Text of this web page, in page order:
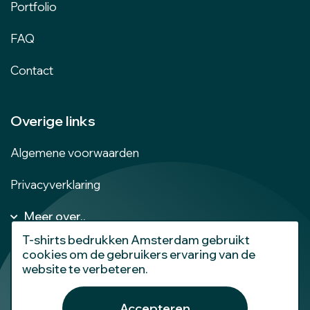
Portfolio
FAQ
Contact
Overige links
Algemene voorwaarden
Privacyverklaring
Meer over..
Kleding bedrukken Amsterdam
Dames T-shirts bedrukken
Kinder T-shirts bedrukken
Truien bedrukken
T-shirts bedrukken Amsterdam gebruikt
cookies om de gebruikers ervaring van de
website te verbeteren.